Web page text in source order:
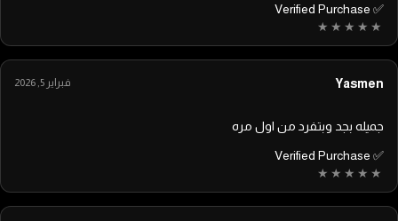
✅ Verified Purchase
Yasmen فبراير 5, 2026
جميله بجد وبتفرد من اول مره
✅ Verified Purchase